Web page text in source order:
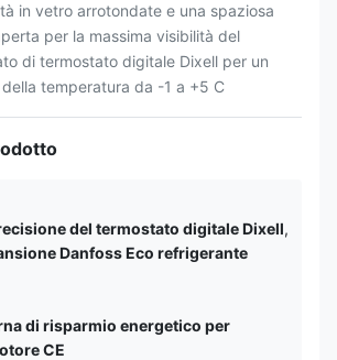
in vetro arrotondate e una spaziosa
per la massima visibilità del
di termostato digitale Dixell per un
temperatura da -1 a +5 C
del termostato digitale Dixell,
Danfoss Eco refrigerante
di risparmio energetico per
CE